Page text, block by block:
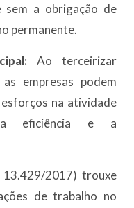
sem a obrigação de
permanente.
Ao terceirizar
empresas podem
na atividade
a eficiência e a
13.429/2017) trouxe
de trabalho no